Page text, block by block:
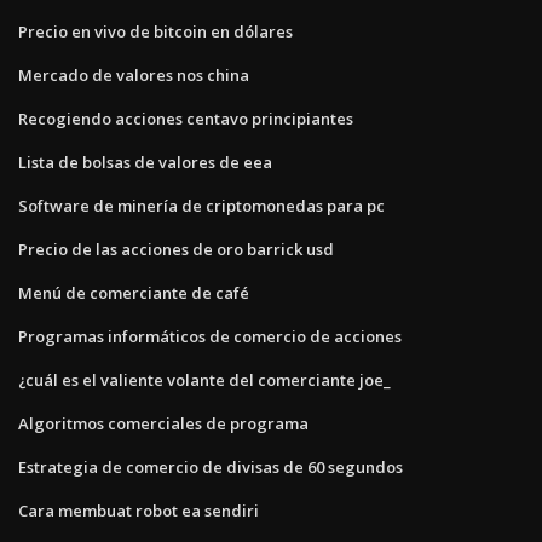
Precio en vivo de bitcoin en dólares
Mercado de valores nos china
Recogiendo acciones centavo principiantes
Lista de bolsas de valores de eea
Software de minería de criptomonedas para pc
Precio de las acciones de oro barrick usd
Menú de comerciante de café
Programas informáticos de comercio de acciones
¿cuál es el valiente volante del comerciante joe_
Algoritmos comerciales de programa
Estrategia de comercio de divisas de 60 segundos
Cara membuat robot ea sendiri